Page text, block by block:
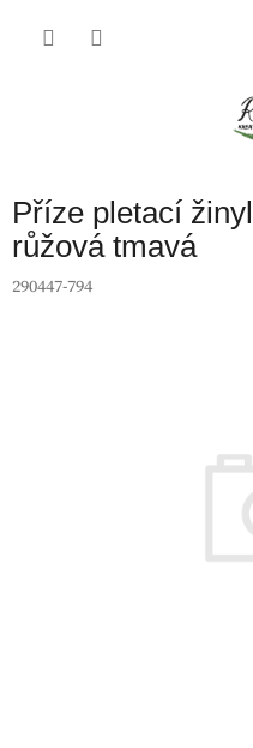
Příze pletací
růžová tmavá
290447-794